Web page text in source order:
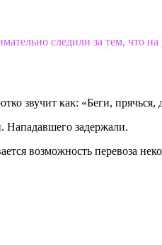
следили за тем, что на
звучит как: «Беги, прячься,
Нападавшего задержали.
возможность перевоза